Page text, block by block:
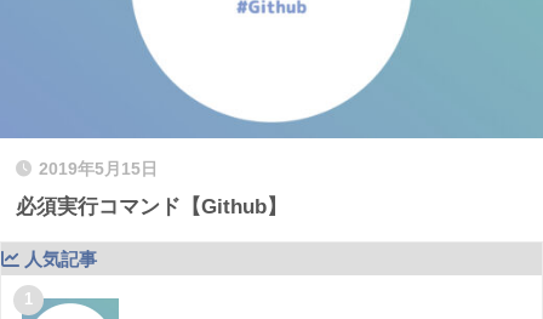
2019年5月15日
必須実行コマンド【Github】
人気記事
1